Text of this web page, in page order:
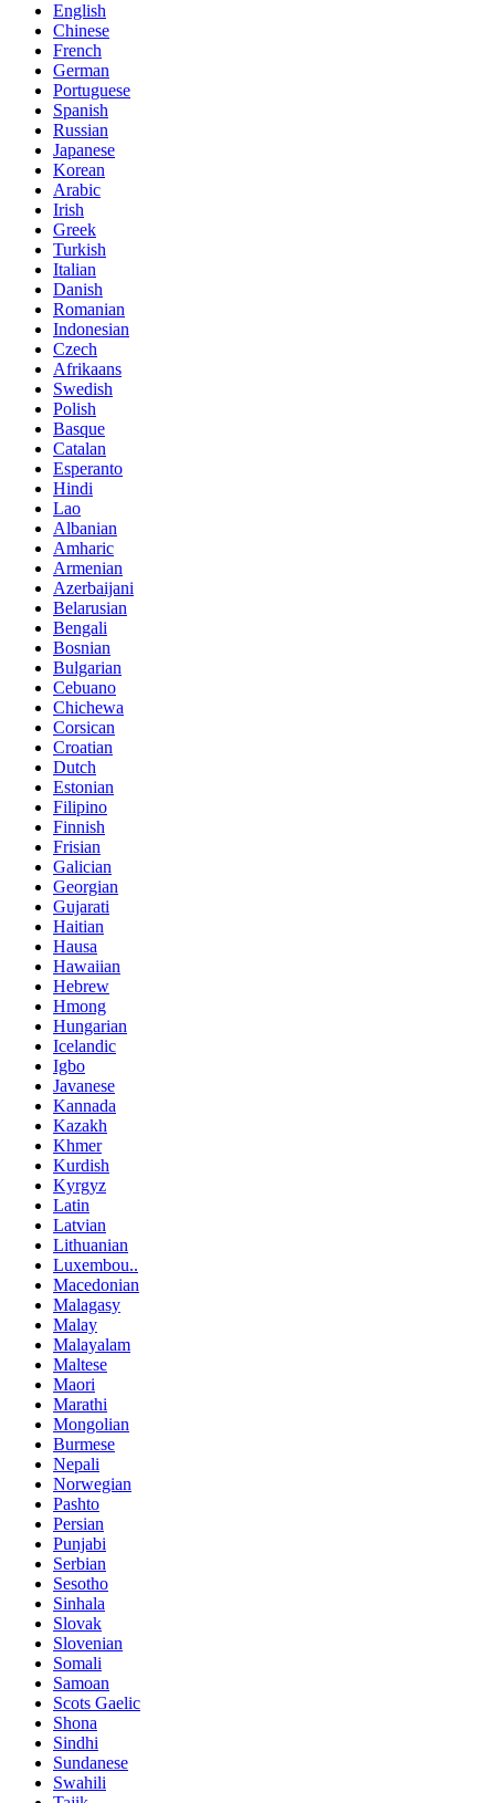
English
Chinese
French
German
Portuguese
Spanish
Russian
Japanese
Korean
Arabic
Irish
Greek
Turkish
Italian
Danish
Romanian
Indonesian
Czech
Afrikaans
Swedish
Polish
Basque
Catalan
Esperanto
Hindi
Lao
Albanian
Amharic
Armenian
Azerbaijani
Belarusian
Bengali
Bosnian
Bulgarian
Cebuano
Chichewa
Corsican
Croatian
Dutch
Estonian
Filipino
Finnish
Frisian
Galician
Georgian
Gujarati
Haitian
Hausa
Hawaiian
Hebrew
Hmong
Hungarian
Icelandic
Igbo
Javanese
Kannada
Kazakh
Khmer
Kurdish
Kyrgyz
Latin
Latvian
Lithuanian
Luxembou..
Macedonian
Malagasy
Malay
Malayalam
Maltese
Maori
Marathi
Mongolian
Burmese
Nepali
Norwegian
Pashto
Persian
Punjabi
Serbian
Sesotho
Sinhala
Slovak
Slovenian
Somali
Samoan
Scots Gaelic
Shona
Sindhi
Sundanese
Swahili